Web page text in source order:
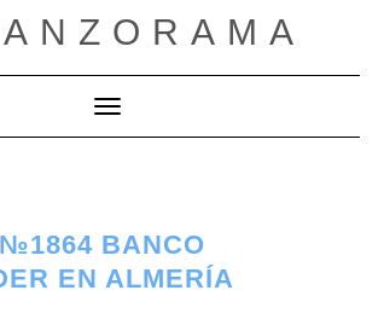
Cambiar modo de navegación
BANCO
EN ALMERÍA